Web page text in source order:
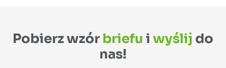
Pobierz wzór briefu i wyślij do
nas!